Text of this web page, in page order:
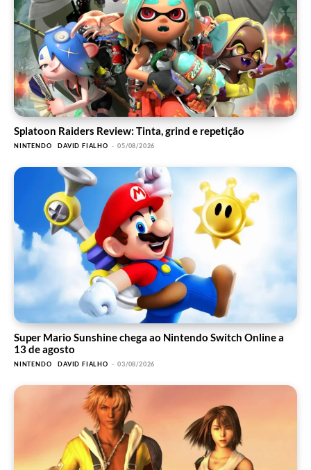
Splatoon Raiders Review: Tinta, grind e repetição
NINTENDO DAVID FIALHO - 05/08/2026
Super Mario Sunshine chega ao Nintendo Switch Online a
13 de agosto
NINTENDO DAVID FIALHO - 03/08/2026